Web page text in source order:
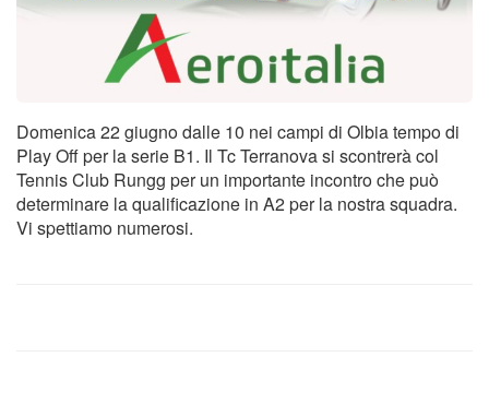
Domenica 22 giugno dalle 10 nei campi di Olbia tempo di
Play Off per la serie B1. Il Tc Terranova si scontrerà col
Tennis Club Rungg per un importante incontro che può
determinare la qualificazione in A2 per la nostra squadra.
Vi spettiamo numerosi.